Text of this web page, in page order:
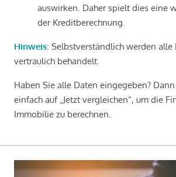
auswirken. Daher spielt dies eine
der Kreditberechnung.
Hinweis: Selbstverständlich werden alle
vertraulich behandelt.
Haben Sie alle Daten eingegeben?
einfach auf „Jetzt vergleichen“, um die
Immobilie zu berechnen.